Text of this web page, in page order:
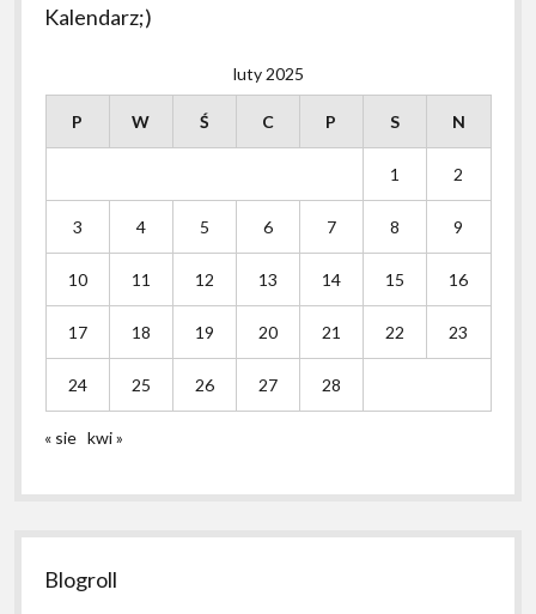
Kalendarz;)
luty 2025
P W Ś C P S N
1 2
3 4 5 6 7 8 9
10 11 12 13 14 15 16
17 18 19 20 21 22 23
24 25 26 27 28
« sie kwi »
Blogroll